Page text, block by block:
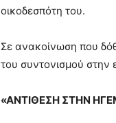
οικοδεσπότη του.
Σε ανακοίνωση που
του συντονισμού στην
«ΑΝΤΙΘΕΣΗ ΣΤΗΝ